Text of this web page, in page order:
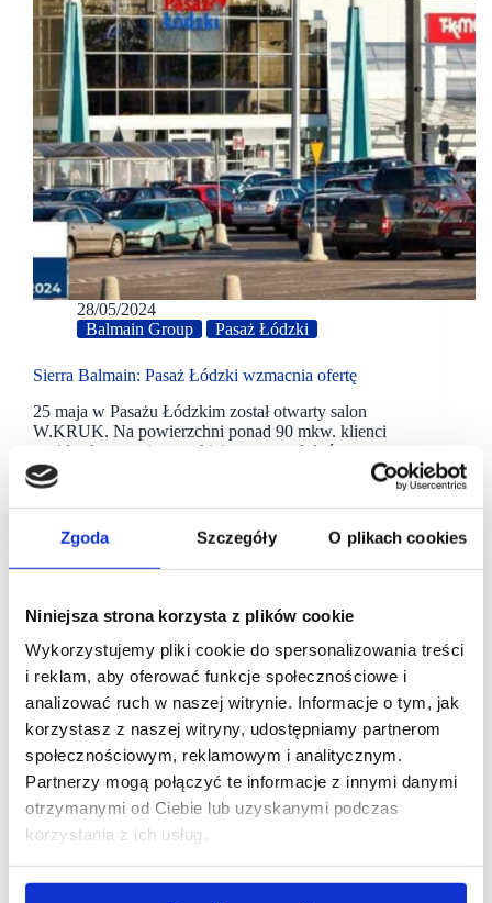
Zgoda Szczegóły O plikach cookies
Niniejsza strona korzysta z plików cookie
Wykorzystujemy pliki cookie do spersonalizowania treści
i reklam, aby oferować funkcje społecznościowe i
analizować ruch w naszej witrynie. Informacje o tym, jak
korzystasz z naszej witryny, udostępniamy partnerom
społecznościowym, reklamowym i analitycznym.
Partnerzy mogą połączyć te informacje z innymi danymi
otrzymanymi od Ciebie lub uzyskanymi podczas
korzystania z ich usług.
28/05/2024
Balmain Group
Pasaż Łódzki
Sierra Balmain: Pasaż Łódzki wzmacnia ofertę
25 maja w Pasażu Łódzkim został otwarty salon
W.KRUK. Na powierzchni ponad 90 mkw. klienci
znajdą ekspozycję szerokiej gamy produktów
oferowanych przez tę polską sieć biżuteryjną.